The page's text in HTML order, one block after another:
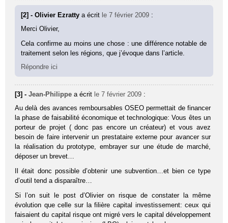
[2] - Olivier Ezrattya écrit le 7 février 2009 :
Merci Olivier,
Cela confirme au moins une chose : une différence notable de
traitement selon les régions, que j’évoque dans l’article.
Répondre ici
[3] -Jean-Philippe a écrit le 7 février 2009 :
Au delà des avances remboursables OSEO permettait de financer
la phase de faisabilité économique et technologique: Vous êtes un
porteur de projet ( donc pas encore un créateur) et vous avez
besoin de faire intervenir un prestataire externe pour avancer sur
la réalisation du prototype, embrayer sur une étude de marché,
déposer un brevet…
Il était donc possible d’obtenir une subvention…et bien ce type
d’outil tend a disparaître…
Si l’on suit le post d’Olivier on risque de constater la même
évolution que celle sur la filière capital investissement: ceux qui
faisaient du capital risque ont migré vers le capital développement